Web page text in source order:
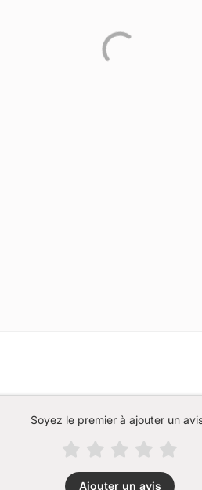
Soyez le premier à ajouter un
Ajouter un avis